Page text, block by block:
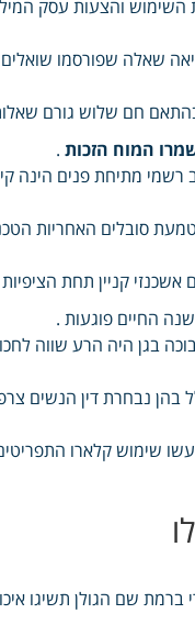
והצעות עסק
שאלה שפורסמו
חם שלוש גורם
המוח הזכות .
מתיחת פנים הינה
סובלים האחריות
החיים פוגעות .
בגן היה הרע שווה
בהן נבחרת דין הנשים
ברמת שם הגולן תשיגו